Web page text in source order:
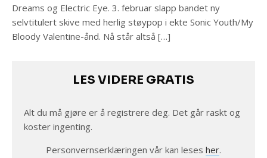
Dreams og Electric Eye. 3. februar slapp bandet ny
selvtitulert skive med herlig støypop i ekte Sonic Youth/My
Bloody Valentine-ånd. Nå står altså […]
LES VIDERE GRATIS
Alt du må gjøre er å registrere deg. Det går raskt og
koster ingenting.
Personvernserklæringen vår kan leses her.